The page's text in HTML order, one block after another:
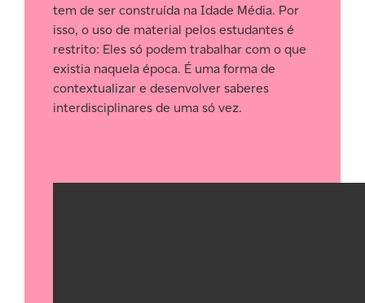
tem de ser construída na Idade Média. Por
isso, o uso de material pelos estudantes é
restrito: Eles só podem trabalhar com o que
existia naquela época. É uma forma de
contextualizar e desenvolver saberes
interdisciplinares de uma só vez.